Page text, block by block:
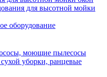
для высотной мойки
оборудование
моющие пылесосы
уборки, ранцевые